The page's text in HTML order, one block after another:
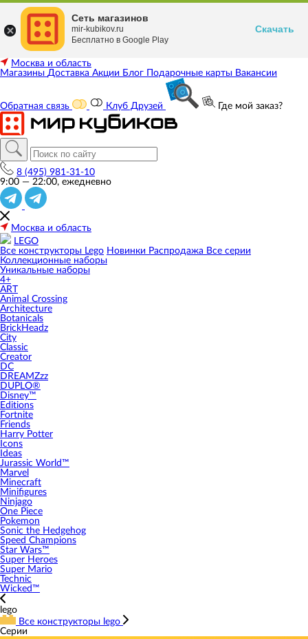
Москва и область
Магазины Доставка Акции Блог Подарочные карты Вакансии
Обратная связь Клуб Друзей Где мой заказ?
8 (495) 981-31-10
9:00 — 22:00, ежедневно
Москва и область
LEGO
Все конструкторы Lego Новинки Распродажа Все серии
Коллекционные наборы
Уникальные наборы
4+
ART
Animal Crossing
Architecture
Botanicals
BrickHeadz
City
Classic
Creator
DC
DREAMZzz
DUPLO®
Disney™
Editions
Fortnite
Friends
Harry Potter
Icons
Ideas
Jurassic World™
Marvel
Minecraft
Minifigures
Ninjago
One Piece
Pokemon
Sonic the Hedgehog
Speed Champions
Star Wars™
Super Heroes
Super Mario
Technic
Wicked™
lego
Все конструкторы lego
Серии
Сеть магазинов
mir-kubikov.ru
Бесплатно в Google Play
Скачать